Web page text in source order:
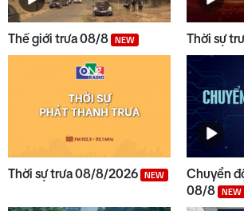
Thế giới trưa 07/8
Gìn giữ lễ hội truyền
đồng bào dân tộc
Thời sự sáng 07/8/
Thế giới trưa 08/8 NEW Thời sự
Thời sự trưa 08/8/2026 NEW
Chuyển
08/8
NEW